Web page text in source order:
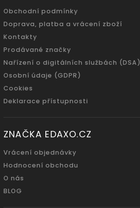
Obchodní podmínky
Doprava, platba a vrácení zboží
Kontakty
Prodávané značky
Nařízení o digitálních službách (DSA)
Osobní údaje (GDPR)
Cookies
Deklarace přístupnosti
ZNAČKA EDAXO.CZ
Vrácení objednávky
Hodnocení obchodu
O nás
BLOG